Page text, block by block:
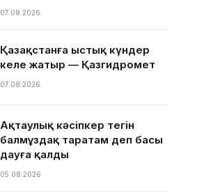
07.08.2026
Қазақстанға ыстық күндер
келе жатыр — Қазгидромет
07.08.2026
Ақтаулық кәсіпкер тегін
балмұздақ таратам деп басы
дауға қалды
05.08.2026